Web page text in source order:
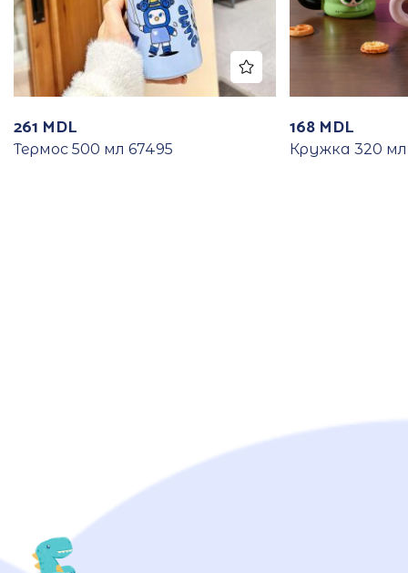
261 MDL
Термос 500 мл 67495
168 MDL
Кружка 320 мл